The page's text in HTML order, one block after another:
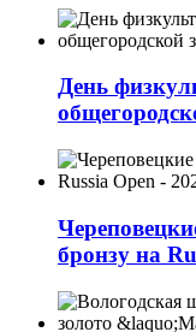
День
бронзу на